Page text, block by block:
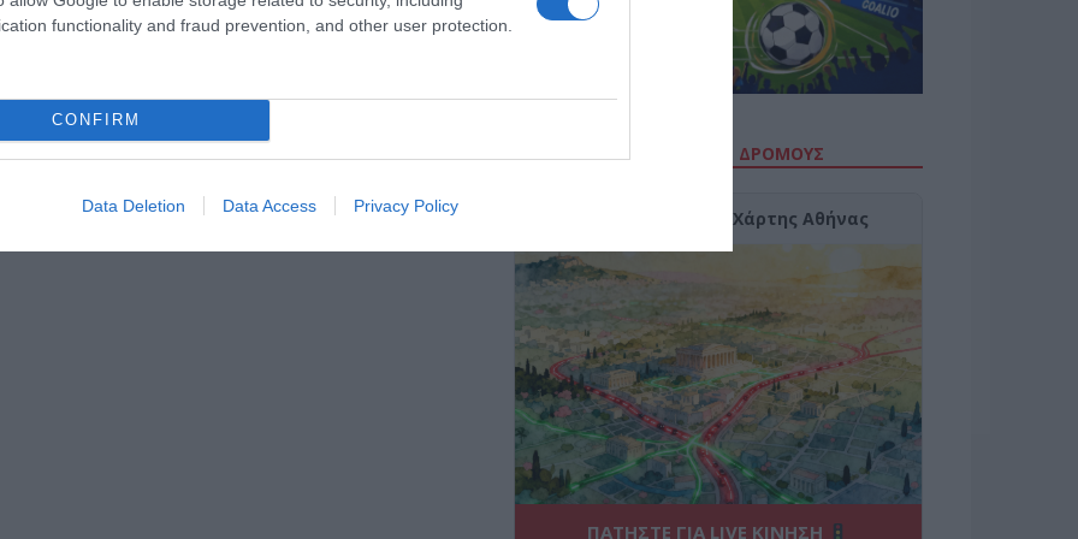
functionality and fraud prevention, and other user protection.
CONFIRM
Data Deletion Data Access Privacy Policy
ΔΕΙΤΕ ΤΗΝ ΚΙΝΗΣΗ ΣΤΟΥΣ ΔΡΌΜΟΥΣ
Κίνηση Τώρα: Live Χάρτης Αθήνας
ΠΑΤΗΣΤΕ ΓΙΑ LIVE ΚΙΝΗΣΗ